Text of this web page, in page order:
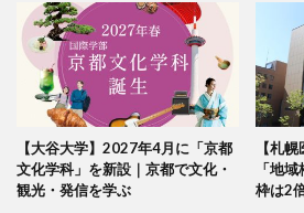
【大谷大学】2027年4月に「京都
文化学科」を新設｜京都で文化・
観光・発信を学ぶ
【札
「地
枠は2